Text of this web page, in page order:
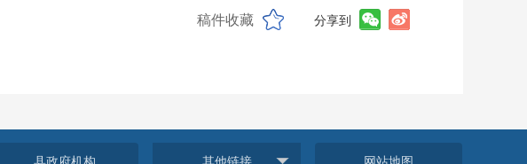
稿件收藏 分享到
县政府机构 其他链接 网站地图